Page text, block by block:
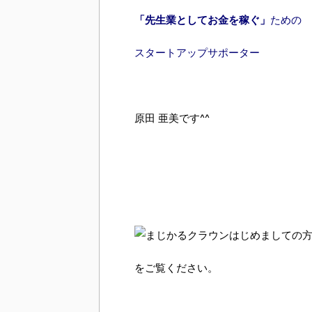
「先生業としてお金を稼ぐ」 ための
スタートアップサポーター
原田 亜美です^^
はじめましての
をご覧ください。